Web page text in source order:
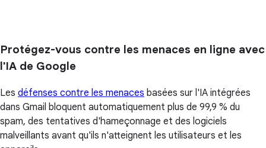
Protégez-vous contre les menaces en ligne avec
l'IA de Google
Les défenses contre les menaces basées sur l'IA intégrées
dans Gmail bloquent automatiquement plus de 99,9 % du
spam, des tentatives d'hameçonnage et des logiciels
malveillants avant qu'ils n'atteignent les utilisateurs et les